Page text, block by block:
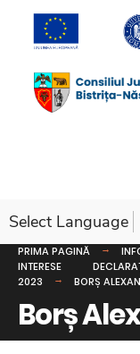
Select Language
PRIMA PAGINĂ
INTERESE
2023
BORȘ
Borș